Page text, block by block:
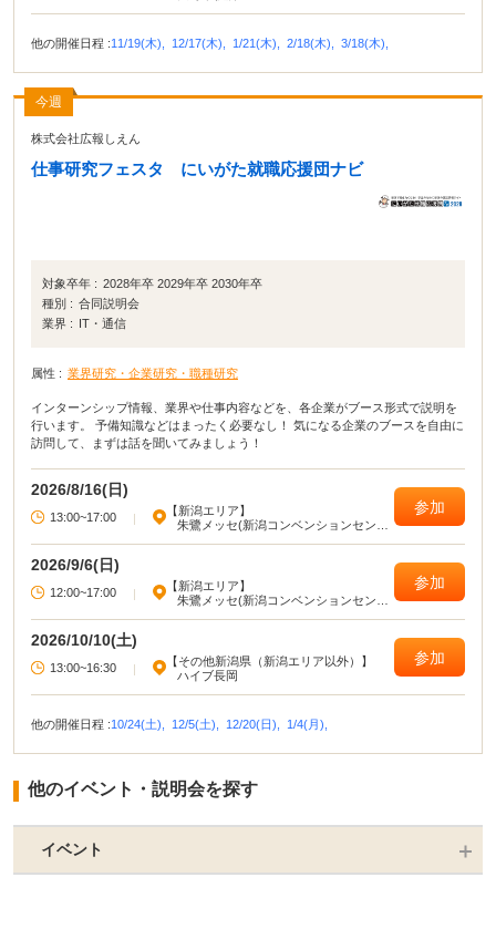
他の開催日程 :11/19(木), 12/17(木), 1/21(木), 2/18(木), 3/18(木),
今週
株式会社広報しえん
仕事研究フェスタ にいがた就職応援団ナビ
対象卒年 : 2028年卒 2029年卒 2030年卒
種別 : 合同説明会
業界 :
IT・通信
属性 : 業界研究・企業研究・職種研究
インターンシップ情報、業界や仕事内容などを、各企業がブース形式で説明を
行います。 予備知識などはまったく必要なし！ 気になる企業のブースを自由に
訪問して、まずは話を聞いてみましょう！
2026/8/16(日)
13:00~17:00 |
【新潟エリア】
朱鷺メッセ(新潟コンベンションセンタ
参加
2026/9/6(日)
12:00~17:00 |
【新潟エリア】
朱鷺メッセ(新潟コンベンションセンタ
参加
2026/10/10(土)
13:00~16:30 |
【その他新潟県（新潟エリア以外）】
ハイブ長岡
参加
他の開催日程 :10/24(土), 12/5(土), 12/20(日), 1/4(月),
他のイベント・説明会を探す
イベント